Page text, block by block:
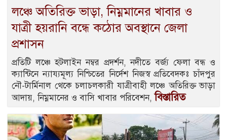
লঞ্চে অতিরিক্ত ভাড়া, নিম্নমানের খাবার ও
যাত্রী হয়রানি বন্ধে কঠোর অবস্থানে জেলা
প্রশাসন
প্রতিটি লঞ্চে হটলাইন নম্বর প্রদর্শন, নদীতে বর্জ্য ফেলা বন্ধ ও
ক্যান্টিনে ন্যায্যমূল্য নিশ্চিতের নির্দেশ নিজস্ব প্রতিবেদকঃ চাঁদপুর
নৌ-টার্মিনাল থেকে চলাচলকারী যাত্রীবাহী লঞ্চে অতিরিক্ত ভাড়া
আদায়, নিম্নমানের ও বাসি খাবার পরিবেশন,বিস্তারিত